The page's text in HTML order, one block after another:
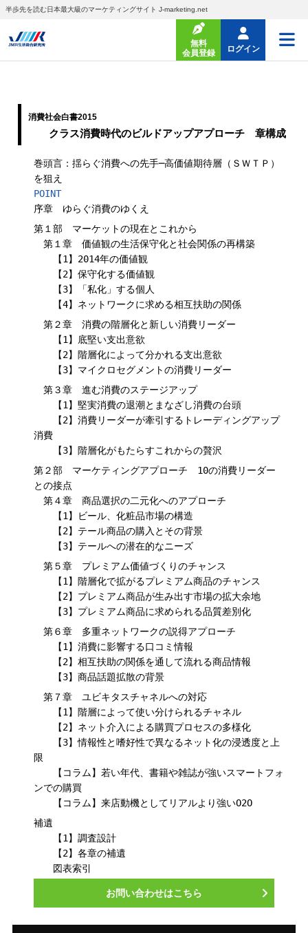
半歩先を読む日本最大級のマーケティングサイト J-marketing.net
無料
会員登録
ログイン
消費社会白書2015
クラス消費時代のビルドアップアプローチ 章構成
巻頭言：揺らぐ消費への先手─高価値期待層（ＳＷＴＰ）
を狙え
POINT
序章 ゆらぐ消費のゆくえ
第１部 マーケットの現在とこれから
第１章 価値観の生活保守化と社会関係の再構築
【1】2014年の価値観
【2】保守化する価値観
【3】「私化」する個人
【4】ネットワークに求める相互扶助の関係
第２章 消費の階層化と新しい消費リーダー
【1】底堅い支出意欲
【2】階層化によって分かれる支出意欲
【3】マイクロセグメントの消費リーダー
第３章 進む消費のステージアップ
【1】堅実消費の退潮とまなざし消費の台頭
【2】消費リーダーが牽引するトレーディングアップ
消費
【3】階層化がもたらすこれからの贅沢
第２部 マーケティングアプローチ 10の消費リーダー
との接点
第４章 商品選択の二元化へのアプローチ
【1】ビール、化粧品市場の構造
【2】テール商品の購入とその背景
【3】テールへの潜在的なニーズ
第５章 プレミアム価値づくりのチャンス
【1】階層化で拡がるプレミアム商品のチャンス
【2】プレミアム商品が生み出す市場の拡大余地
【3】プレミアム商品に求められる品質差別化
第６章 多重ネットワークの説得アプローチ
【1】消費に影響する口コミ情報
【2】相互扶助の関係を通して流れる商品情報
【3】商品話題拡散の背景
第７章 ユビキタスチャネルへの対応
【1】階層によって使い分けられるチャネル
【2】ネット介入による購買プロセスの多様化
【3】情報性と嗜好性で異なるネット化の浸透度と上
限
【コラム】若い年代、書籍や雑誌が強いスマートフォ
ンでの購買
【コラム】来店動機としてリアルより強いO2O
補遺
【1】調査設計
【2】各章の補遺
図表索引
お問い合わせはこちら